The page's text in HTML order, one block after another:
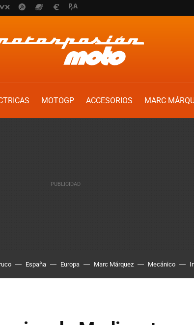
MOTOGP ACCESORIOS
MARC
España Europa Marc Márquez Mecánico